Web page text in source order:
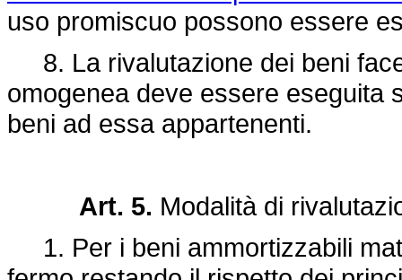
uso promiscuo possono essere
8. La rivalutazione dei beni
omogenea deve essere eseguita
beni ad essa appartenenti.
Art. 5. Modalità di
1. Per i beni ammortizzabili